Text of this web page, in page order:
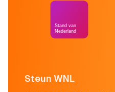
Steun WNL
Stand van
Nederland